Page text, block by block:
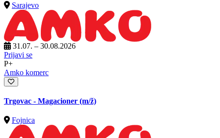
Sarajevo
31.07. – 30.08.2026
Prijavi se
P+
Amko komerc
Trgovac - Magacioner (m/ž)
Fojnica